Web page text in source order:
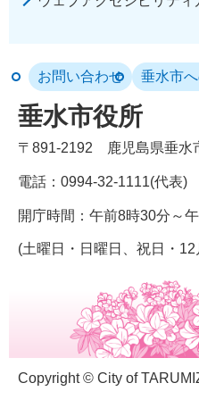
垂水市役所
お問い合わせ 垂水市
〒891-2192 鹿児島県垂水
電話：0994-32-1111(代表)
開庁時間：午前8時30分～
(土曜日・日曜日、祝日・
Copyright © City of